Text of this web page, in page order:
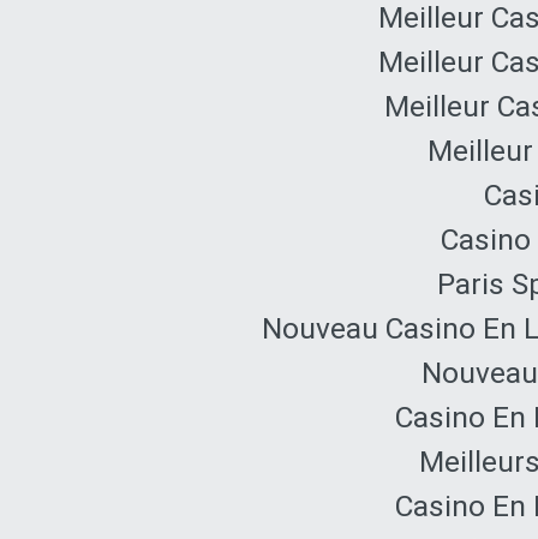
Meilleur
Meilleur
Meilleur
Paris
Nouveau Casino En
Casino En
Casino En